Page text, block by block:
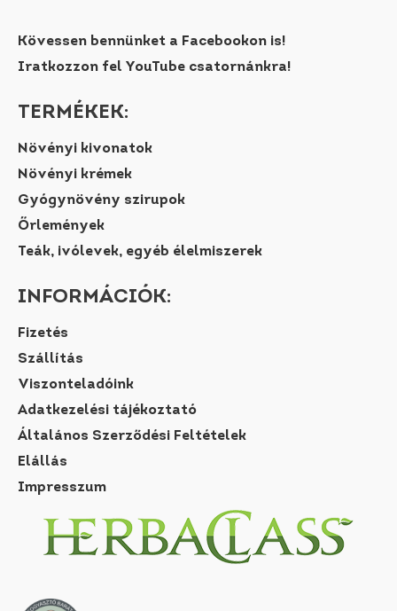
Kövessen bennünket a Facebookon is!
Iratkozzon fel YouTube csatornánkra!
TERMÉKEK:
Növényi kivonatok
Növényi krémek
Gyógynövény szirupok
Őrlemények
Teák, ivólevek, egyéb élelmiszerek
INFORMÁCIÓK:
Fizetés
Szállítás
Viszonteladóink
Adatkezelési tájékoztató
Általános Szerződési Feltételek
Elállás
Impresszum